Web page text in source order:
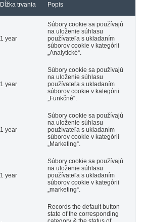
Dĺžka trvania Popis
1 year
Súbory cookie sa používajú
na uloženie súhlasu
používateľa s ukladaním
súborov cookie v kategórii
„Analytické“.
1 year
Súbory cookie sa používajú
na uloženie súhlasu
používateľa s ukladaním
súborov cookie v kategórii
„Funkčné“.
1 year
Súbory cookie sa používajú
na uloženie súhlasu
používateľa s ukladaním
súborov cookie v kategórii
„Marketing“.
1 year
Súbory cookie sa používajú
na uloženie súhlasu
používateľa s ukladaním
súborov cookie v kategórii
„marketing“.
Records the default button
state of the corresponding